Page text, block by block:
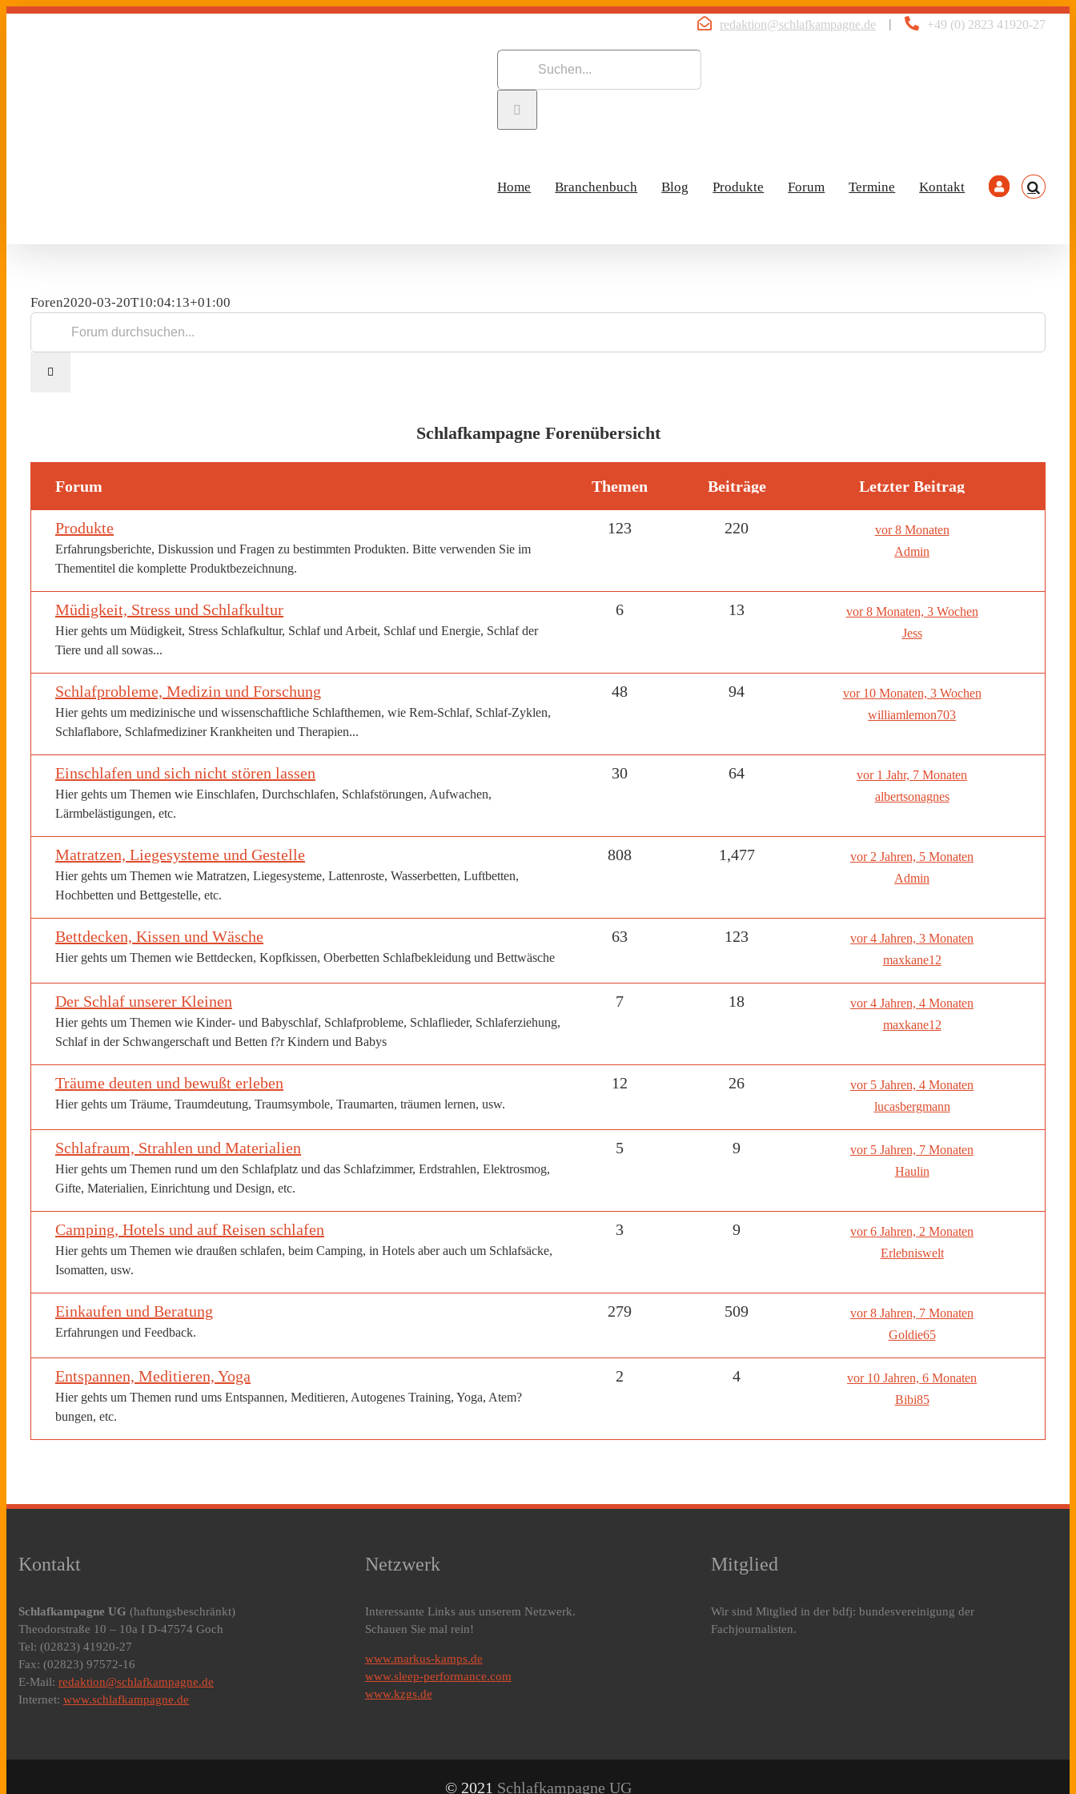
Zum
+49 (0) 2823 41920-27
|
redaktion@schlafkampagne.de
Suche
Home Branchenbuch Blog Produkte Forum Termine Kontakt
Foren2020-03-20T10:04:13+01:00
Schlafkampagne Forenübersicht
Forum Themen Beiträge Letzter Beitrag
Produkte
Erfahrungsberichte, Diskussion und Fragen zu bestimmten Produkten. Bitte verwenden Sie im
Thementitel die komplette Produktbezeichnung.
123 220
vor 8 Monaten
Admin
Müdigkeit, Stress und Schlafkultur
Hier gehts um Müdigkeit, Stress Schlafkultur, Schlaf und Arbeit, Schlaf und Energie, Schlaf der
Tiere und all sowas...
6 13
vor 8 Monaten, 3 Wochen
Jess
Schlafprobleme, Medizin und Forschung
Hier gehts um medizinische und wissenschaftliche Schlafthemen, wie Rem-Schlaf, Schlaf-Zyklen,
Schlaflabore, Schlafmediziner Krankheiten und Therapien...
48 94
vor 10 Monaten, 3 Wochen
williamlemon703
Einschlafen und sich nicht stören lassen
Hier gehts um Themen wie Einschlafen, Durchschlafen, Schlafstörungen, Aufwachen,
Lärmbelästigungen, etc.
30 64
vor 1 Jahr, 7 Monaten
albertsonagnes
Matratzen, Liegesysteme und Gestelle
Hier gehts um Themen wie Matratzen, Liegesysteme, Lattenroste, Wasserbetten, Luftbetten,
Hochbetten und Bettgestelle, etc.
808 1,477
vor 2 Jahren, 5 Monaten
Admin
Bettdecken, Kissen und Wäsche
Hier gehts um Themen wie Bettdecken, Kopfkissen, Oberbetten Schlafbekleidung und Bettwäsche
63 123
vor 4 Jahren, 3 Monaten
maxkane12
Der Schlaf unserer Kleinen
Hier gehts um Themen wie Kinder- und Babyschlaf, Schlafprobleme, Schlaflieder, Schlaferziehung,
Schlaf in der Schwangerschaft und Betten f?r Kindern und Babys
7 18
vor 4 Jahren, 4 Monaten
maxkane12
Träume deuten und bewußt erleben
Hier gehts um Träume, Traumdeutung, Traumsymbole, Traumarten, träumen lernen, usw.
12 26
vor 5 Jahren, 4 Monaten
lucasbergmann
Schlafraum, Strahlen und Materialien
Hier gehts um Themen rund um den Schlafplatz und das Schlafzimmer, Erdstrahlen, Elektrosmog,
Gifte, Materialien, Einrichtung und Design, etc.
5 9
vor 5 Jahren, 7 Monaten
Haulin
Camping, Hotels und auf Reisen schlafen
Hier gehts um Themen wie draußen schlafen, beim Camping, in Hotels aber auch um Schlafsäcke,
Isomatten, usw.
3 9
vor 6 Jahren, 2 Monaten
Erlebniswelt
Einkaufen und Beratung
Erfahrungen und Feedback.
279 509
vor 8 Jahren, 7 Monaten
Goldie65
Entspannen, Meditieren, Yoga
Hier gehts um Themen rund ums Entspannen, Meditieren, Autogenes Training, Yoga, Atem?
bungen, etc.
2 4
vor 10 Jahren, 6 Monaten
Bibi85
Kontakt
Schlafkampagne UG (haftungsbeschränkt)
Theodorstraße 10 – 10a I D-47574 Goch
Tel: (02823) 41920-27
Fax: (02823) 97572-16
E-Mail:redaktion@schlafkampagne.de
Internet:www.schlafkampagne.de
Netzwerk
Interessante Links aus unserem Netzwerk.
Schauen Sie mal rein!
www.markus-kamps.de
www.sleep-performance.com
www.kzgs.de
Mitglied
Wir sind Mitglied in der bdfj: bundesvereinigung der
Fachjournalisten.
© 2021 Schlafkampagne UG